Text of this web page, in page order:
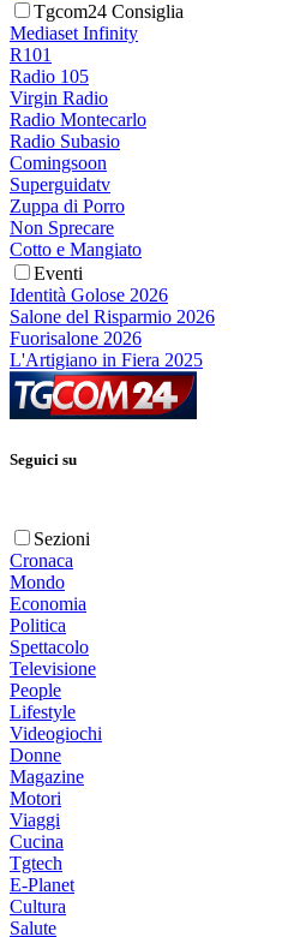
Tgcom24 Consiglia
Mediaset Infinity
R101
Radio 105
Virgin Radio
Radio Montecarlo
Radio Subasio
Comingsoon
Superguidatv
Zuppa di Porro
Non Sprecare
Cotto e Mangiato
Eventi
Identità Golose 2026
Salone del Risparmio 2026
Fuorisalone 2026
L'Artigiano in Fiera 2025
Seguici su
Sezioni
Cronaca
Mondo
Economia
Politica
Spettacolo
Televisione
People
Lifestyle
Videogiochi
Donne
Magazine
Motori
Viaggi
Cucina
Tgtech
E-Planet
Cultura
Salute